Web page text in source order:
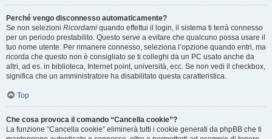
Perché vengo disconnesso automaticamente?
Se non selezioni Ricordami quando effettui il login, il sistema ti terrà connesso
per un periodo prestabilito. Questo serve a evitare che qualcuno possa usare il
tuo nome utente. Per rimanere connesso, seleziona l’opzione quando entri, ma
ricorda che questo non è consigliato se ti colleghi da un PC usato anche da
altri, ad es. in biblioteca, Internet point, università, ecc. Se non vedi il checkbox,
significa che un amministratore ha disabilitato questa caratteristica.
Top
Che cosa provoca il comando “Cancella cookie”?
La funzione “Cancella cookie” eliminerà tutti i cookie generati da phpBB che ti